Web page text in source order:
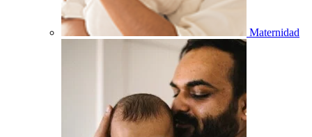
Maternidad